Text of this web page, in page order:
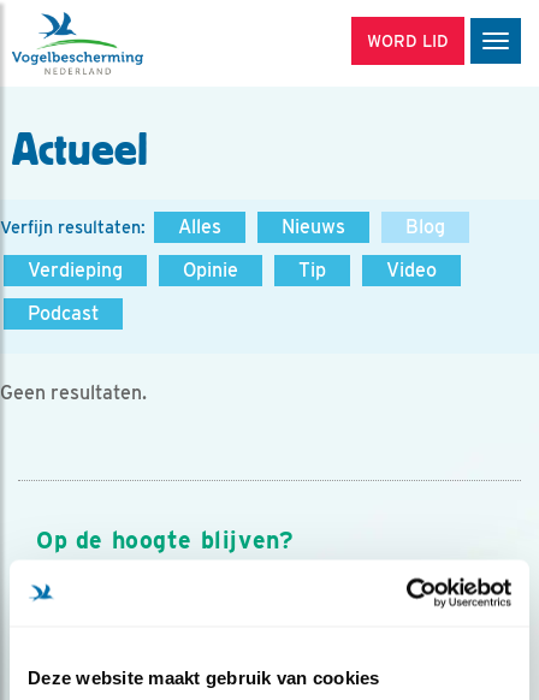
Deze website maakt gebruik van cookies
WORD LID
Actueel
Verfijn resultaten: Alles Nieuws
Blog
Verdieping
Opinie Tip
Video
Podcast
Geen resultaten.
Op de hoogte blijven?
Meld je aan en ontvang nieuws, inspiratie, acties en tips
over vogels en activiteiten van Vogelbescherming.